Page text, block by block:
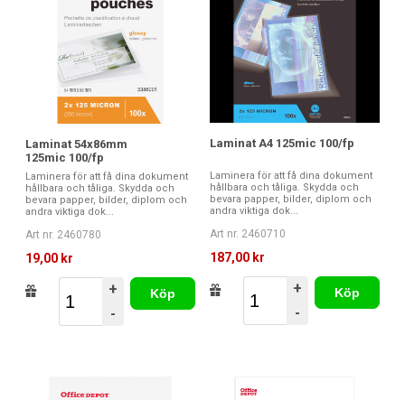
Laminat 54x86mm
125mic 100/fp
Laminera för att få dina dokument
hållbara och tåliga. Skydda och
bevara papper, bilder, diplom och
andra viktiga dok...
Art nr. 2460780
19,00 kr
+
-
Köp
Laminat A4 125mic 100/fp
Laminera för att få dina dokument
hållbara och tåliga. Skydda och
bevara papper, bilder, diplom och
andra viktiga dok...
Art nr. 2460710
187,00 kr
+
-
Köp